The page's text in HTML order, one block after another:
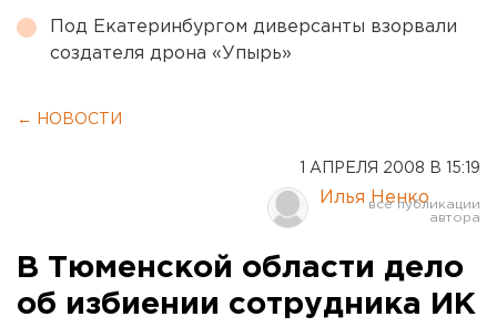
Под Екатеринбургом диверсанты взорвали
создателя дрона «Упырь»
← НОВОСТИ
1 АПРЕЛЯ 2008 В 15:19
Илья Ненко
В Тюменской области дело
об избиении сотрудника ИК